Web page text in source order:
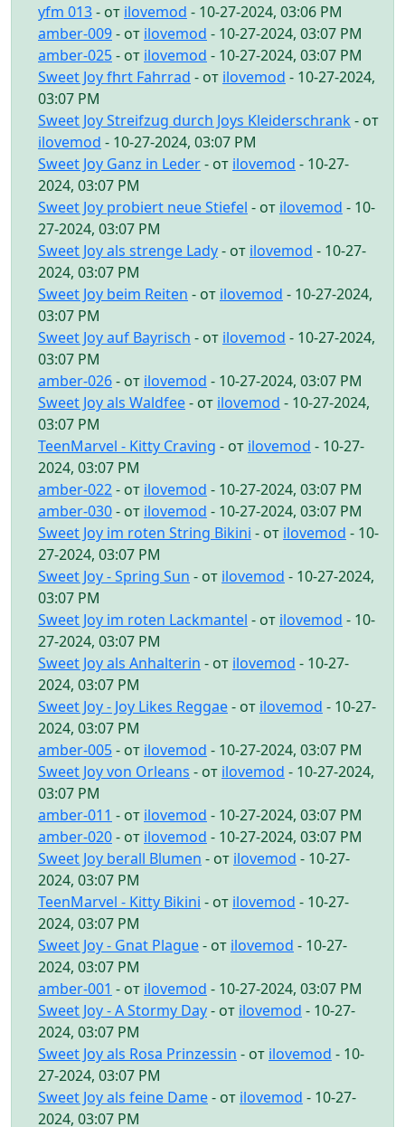
yfm 013- от ilovemod - 10-27-2024, 03:06 PM
amber-009- от ilovemod - 10-27-2024, 03:07 PM
amber-025- от ilovemod - 10-27-2024, 03:07 PM
Sweet Joy fhrt Fahrrad - от ilovemod - 10-27-2024,
03:07 PM
Sweet Joy Streifzug durch Joys Kleiderschrank - от
ilovemod - 10-27-2024, 03:07 PM
Sweet Joy Ganz in Leder- от ilovemod - 10-27-
2024, 03:07 PM
Sweet Joy probiert neue Stiefel - от ilovemod - 10-
27-2024, 03:07 PM
Sweet Joy als strenge Lady- от ilovemod - 10-27-
2024, 03:07 PM
Sweet Joy beim Reiten - от ilovemod - 10-27-2024,
03:07 PM
Sweet Joy auf Bayrisch - от ilovemod - 10-27-2024,
03:07 PM
amber-026- от ilovemod - 10-27-2024, 03:07 PM
Sweet Joy als Waldfee- от ilovemod - 10-27-2024,
03:07 PM
TeenMarvel - Kitty Craving - от ilovemod - 10-27-
2024, 03:07 PM
amber-022- от ilovemod - 10-27-2024, 03:07 PM
amber-030- от ilovemod - 10-27-2024, 03:07 PM
Sweet Joy im roten String Bikini - от ilovemod - 10-
27-2024, 03:07 PM
Sweet Joy - Spring Sun - от ilovemod - 10-27-2024,
03:07 PM
Sweet Joy im roten Lackmantel - от ilovemod - 10-
27-2024, 03:07 PM
Sweet Joy als Anhalterin - от ilovemod - 10-27-
2024, 03:07 PM
Sweet Joy - Joy Likes Reggae- от ilovemod - 10-27-
2024, 03:07 PM
amber-005- от ilovemod - 10-27-2024, 03:07 PM
Sweet Joy von Orleans - от ilovemod - 10-27-2024,
03:07 PM
amber-011 - от ilovemod - 10-27-2024, 03:07 PM
amber-020- от ilovemod - 10-27-2024, 03:07 PM
Sweet Joy berall Blumen - от ilovemod - 10-27-
2024, 03:07 PM
TeenMarvel - Kitty Bikini - от ilovemod - 10-27-
2024, 03:07 PM
Sweet Joy - Gnat Plague- от ilovemod - 10-27-
2024, 03:07 PM
amber-001 - от ilovemod - 10-27-2024, 03:07 PM
Sweet Joy - A Stormy Day- от ilovemod - 10-27-
2024, 03:07 PM
Sweet Joy als Rosa Prinzessin - от ilovemod - 10-
27-2024, 03:07 PM
Sweet Joy als feine Dame- от ilovemod - 10-27-
2024, 03:07 PM